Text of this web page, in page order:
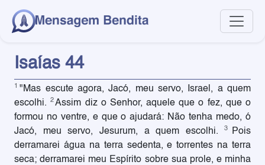
Isaías 44
1 "Mas escute agora, Jacó, meu servo, Israel, a quem
escolhi.2Assim diz o Senhor, aquele que o fez, que o
formou no ventre, e que o ajudará: Não tenha medo, ó
Jacó, meu servo, Jesurum, a quem escolhi.3
Pois
derramarei água na terra sedenta, e torrentes na terra
seca; derramarei meu Espírito sobre sua prole, e minha